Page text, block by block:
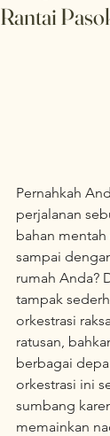
Rantai
Pernahkah
perjalanan
bahan
sampai
rumah Anda?
tampak
orkestrasi
ratusan,
berbagai
orkestrasi ini
sumbang
memainkan